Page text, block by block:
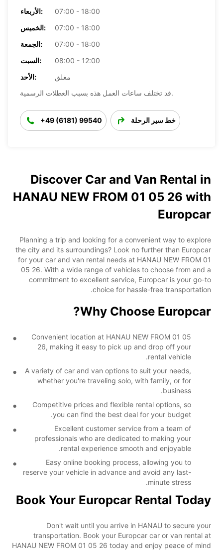
الأربعاء:
07:00 - 18:00
الخميس:
07:00 - 18:00
الجمعة:
07:00 - 18:00
السبت:
08:00 - 12:00
الأحد:
مغلق
قد تختلف ساعات العمل هذه بسبب العطلات الرسمية.
+49 (6181) 99540 خط سير الرحلة
Discover Car and Van Rental in
HANAU NEW FROM 01 05 26 with
Europcar
Planning a trip and looking for a convenient way to explore
the city and its surroundings? Look no further than Europcar
for your car and van rental needs at HANAU NEW FROM 01
05 26. With a wide range of vehicles to choose from and a
commitment to excellent service, Europcar is your go-to
choice for hassle-free transportation.
Why Choose Europcar?
Convenient location at HANAU NEW FROM 01 05
26, making it easy to pick up and drop off your
rental vehicle.
A variety of car and van options to suit your needs,
whether you're traveling solo, with family, or for
business.
Competitive prices and flexible rental options, so
you can find the best deal for your budget.
Excellent customer service from a team of
professionals who are dedicated to making your
rental experience smooth and enjoyable.
Easy online booking process, allowing you to
reserve your vehicle in advance and avoid any last-
minute stress.
Book Your Europcar Rental Today
Don't wait until you arrive in HANAU to secure your
transportation. Book your Europcar car or van rental at
HANAU NEW FROM 01 05 26 today and enjoy peace of mind